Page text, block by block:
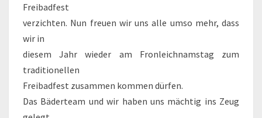
Freibadfest
verzichten. Nun freuen wir uns alle umso mehr, dass
wir in
diesem Jahr wieder am Fronleichnamstag zum
traditionellen
Freibadfest zusammen kommen dürfen.
Das Bäderteam und wir haben uns mächtig ins Zeug